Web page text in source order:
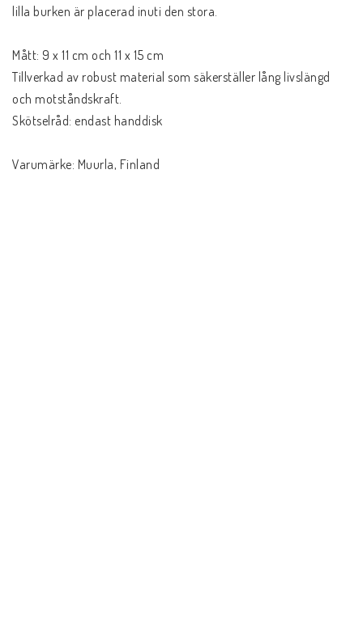
lilla burken är placerad inuti den stora.
Mått: 9 x 11 cm och 11 x 15 cm
Tillverkad av robust material som säkerställer lång livslängd
och motståndskraft.
Skötselråd: endast handdisk
Varumärke: Muurla, Finland